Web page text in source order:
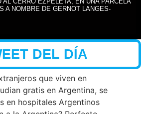
A NOMBRE DE GERNOT LANGES-
DEL DÍA
que viven en
gratis en Argentina, se
en hospitales Argentinos